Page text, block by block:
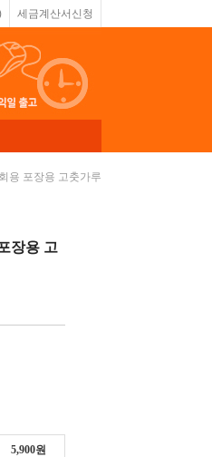
세금계산서신청
용 포장용 고춧가루
장용 고
5,900원